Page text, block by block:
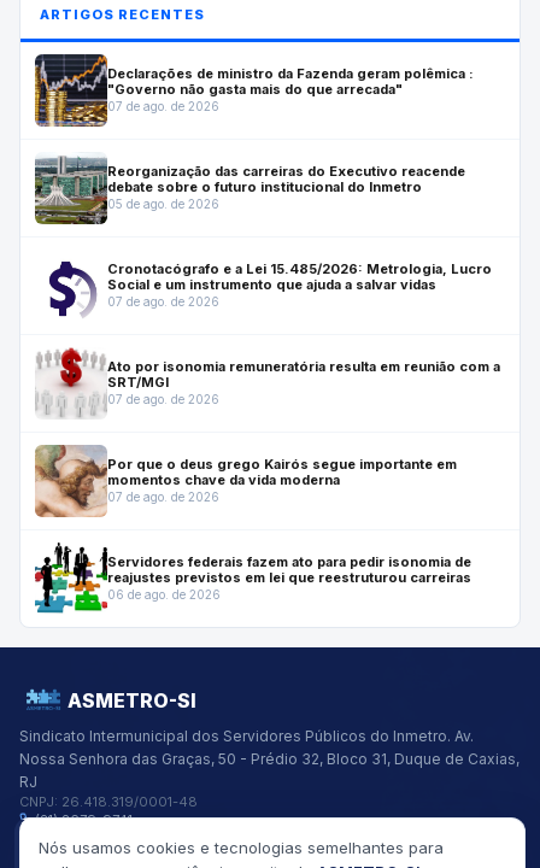
ARTIGOS RECENTES
Declarações de ministro da Fazenda geram polêmica :
"Governo não gasta mais do que arrecada"
07 de ago. de 2026
Reorganização das carreiras do Executivo reacende
debate sobre o futuro institucional do Inmetro
05 de ago. de 2026
Cronotacógrafo e a Lei 15.485/2026: Metrologia, Lucro
Social e um instrumento que ajuda a salvar vidas
07 de ago. de 2026
Ato por isonomia remuneratória resulta em reunião com a
SRT/MGI
07 de ago. de 2026
Por que o deus grego Kairós segue importante em
momentos chave da vida moderna
07 de ago. de 2026
Servidores federais fazem ato para pedir isonomia de
reajustes previstos em lei que reestruturou carreiras
06 de ago. de 2026
ASMETRO-SI
Sindicato Intermunicipal dos Servidores Públicos do Inmetro. Av.
Nossa Senhora das Graças, 50 - Prédio 32, Bloco 31, Duque de Caxias,
RJ
CNPJ: 26.418.319/0001-48
(21) 2679-9741
asmetro@asmetro.org.br
Links Rápidos
Nós usamos cookies e tecnologias semelhantes para